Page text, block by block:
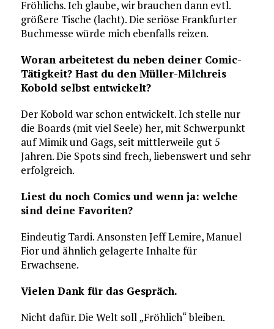
Fröhlichs. Ich glaube, wir brauchen dann evtl.
größere Tische (lacht). Die seriöse Frankfurter
Buchmesse würde mich ebenfalls reizen.
Woran arbeitetest du neben deiner Comic-
Tätigkeit? Hast du den Müller-Milchreis
Kobold selbst entwickelt?
Der Kobold war schon entwickelt. Ich stelle nur
die Boards (mit viel Seele) her, mit Schwerpunkt
auf Mimik und Gags, seit mittlerweile gut 5
Jahren. Die Spots sind frech, liebenswert und sehr
erfolgreich.
Liest du noch Comics und wenn ja: welche
sind deine Favoriten?
Eindeutig Tardi. Ansonsten Jeff Lemire, Manuel
Fior und ähnlich gelagerte Inhalte für
Erwachsene.
Vielen Dank für das Gespräch.
Nicht dafür. Die Welt soll „Fröhlich“ bleiben.